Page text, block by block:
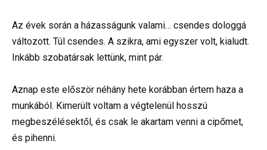
Az évek során a házasságunk valami… csendes dologgá
változott. Túl csendes. A szikra, ami egyszer volt, kialudt.
Inkább szobatársak lettünk, mint pár.
Aznap este először néhány hete korábban értem haza a
munkából. Kimerült voltam a végtelenül hosszú
megbeszélésektől, és csak le akartam venni a cipőmet,
és pihenni.